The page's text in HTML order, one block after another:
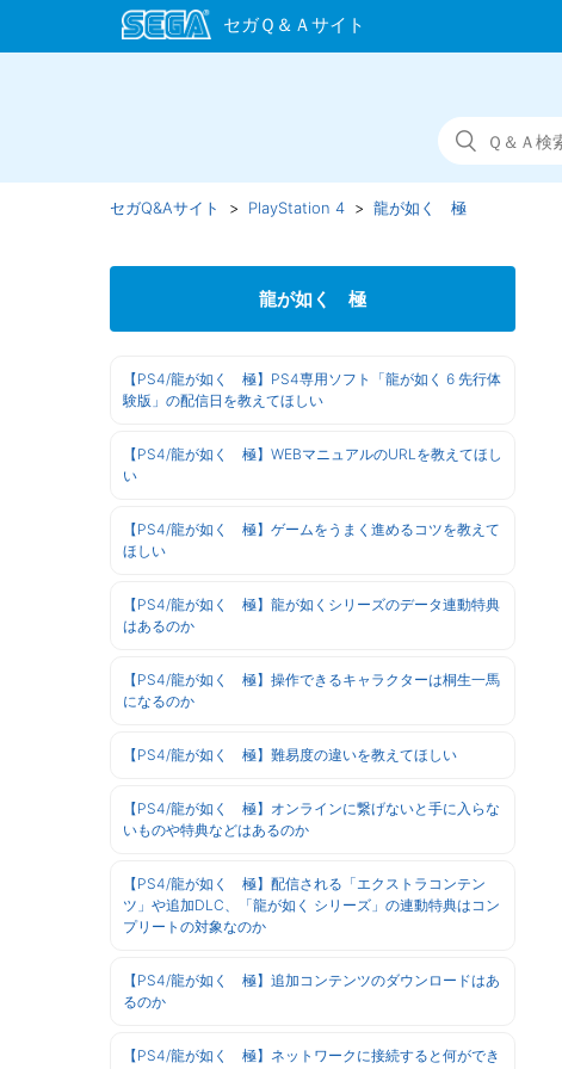
セガQ&Aサイト PlayStation 4 龍が如く 極
龍が如く 極
【PS4/龍が如く 極】PS4専用ソフト「龍が如く 6 先行体
験版」の配信日を教えてほしい
【PS4/龍が如く 極】WEBマニュアルのURLを教えてほし
い
【PS4/龍が如く 極】ゲームをうまく進めるコツを教えて
ほしい
【PS4/龍が如く 極】龍が如くシリーズのデータ連動特典
はあるのか
【PS4/龍が如く 極】操作できるキャラクターは桐生一馬
になるのか
【PS4/龍が如く 極】難易度の違いを教えてほしい
【PS4/龍が如く 極】オンラインに繋げないと手に入らな
いものや特典などはあるのか
【PS4/龍が如く 極】配信される「エクストラコンテン
ツ」や追加DLC、「龍が如く シリーズ」の連動特典はコン
プリートの対象なのか
【PS4/龍が如く 極】追加コンテンツのダウンロードはあ
るのか
【PS4/龍が如く 極】ネットワークに接続すると何ができ